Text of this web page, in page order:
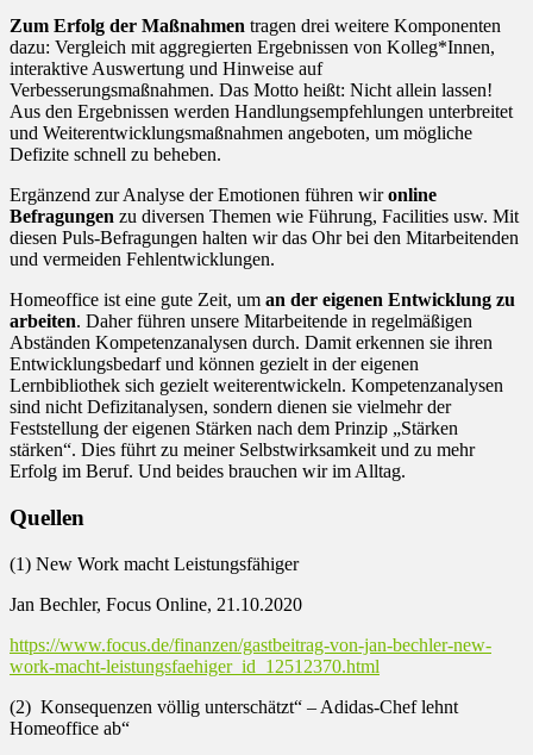
Zum Erfolg der Maßnahmen tragen drei weitere Komponenten
dazu: Vergleich mit aggregierten Ergebnissen von Kolleg*Innen,
interaktive Auswertung und Hinweise auf
Verbesserungsmaßnahmen. Das Motto heißt: Nicht allein lassen!
Aus den Ergebnissen werden Handlungsempfehlungen unterbreitet
und Weiterentwicklungsmaßnahmen angeboten, um mögliche
Defizite schnell zu beheben.
Ergänzend zur Analyse der Emotionen führen wironline
Befragungen zu diversen Themen wie Führung, Facilities usw. Mit
diesen Puls-Befragungen halten wir das Ohr bei den Mitarbeitenden
und vermeiden Fehlentwicklungen.
Homeoffice ist eine gute Zeit, um an der eigenen Entwicklung zu
arbeiten. Daher führen unsere Mitarbeitende in regelmäßigen
Abständen Kompetenzanalysen durch. Damit erkennen sie ihren
Entwicklungsbedarf und können gezielt in der eigenen
Lernbibliothek sich gezielt weiterentwickeln. Kompetenzanalysen
sind nicht Defizitanalysen, sondern dienen sie vielmehr der
Feststellung der eigenen Stärken nach dem Prinzip „Stärken
stärken“. Dies führt zu meiner Selbstwirksamkeit und zu mehr
Erfolg im Beruf. Und beides brauchen wir im Alltag.
Quellen
(1) New Work macht Leistungsfähiger
Jan Bechler, Focus Online, 21.10.2020
https://www.focus.de/finanzen/gastbeitrag-von-jan-bechler-new-
work-macht-leistungsfaehiger_id_12512370.html
(2) Konsequenzen völlig unterschätzt“ – Adidas-Chef lehnt
Homeoffice ab“